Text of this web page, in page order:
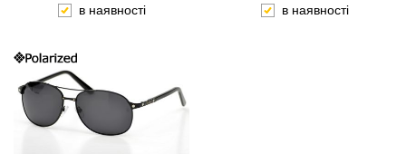
в наявності в наявності